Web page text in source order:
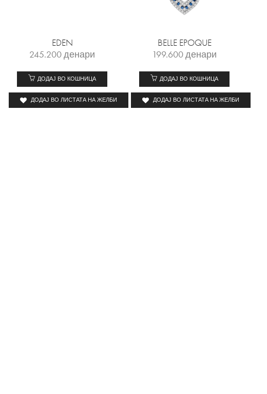
EDEN
245.200денари
ДОДАЈ ВО КОШНИЦА
ДОДАЈ ВО ЛИСТАТА НА ЖЕЛБИ
BELLE EPOQUE
199.600денари
ДОДАЈ ВО КОШНИЦА
ДОДАЈ ВО ЛИСТАТА НА ЖЕЛБИ